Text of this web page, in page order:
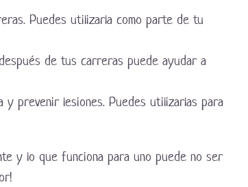
Puedes utilizarla como parte de tu
de tus carreras puede ayudar a
prevenir lesiones. Puedes utilizarlas para
y lo que funciona para uno puede no ser